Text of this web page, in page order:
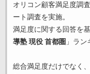
オリコン顧客満足度調
ート調査を実施。
満足度に関する回答を
導塾 現役 首都圏 」ラン
総合満足度だけでなく